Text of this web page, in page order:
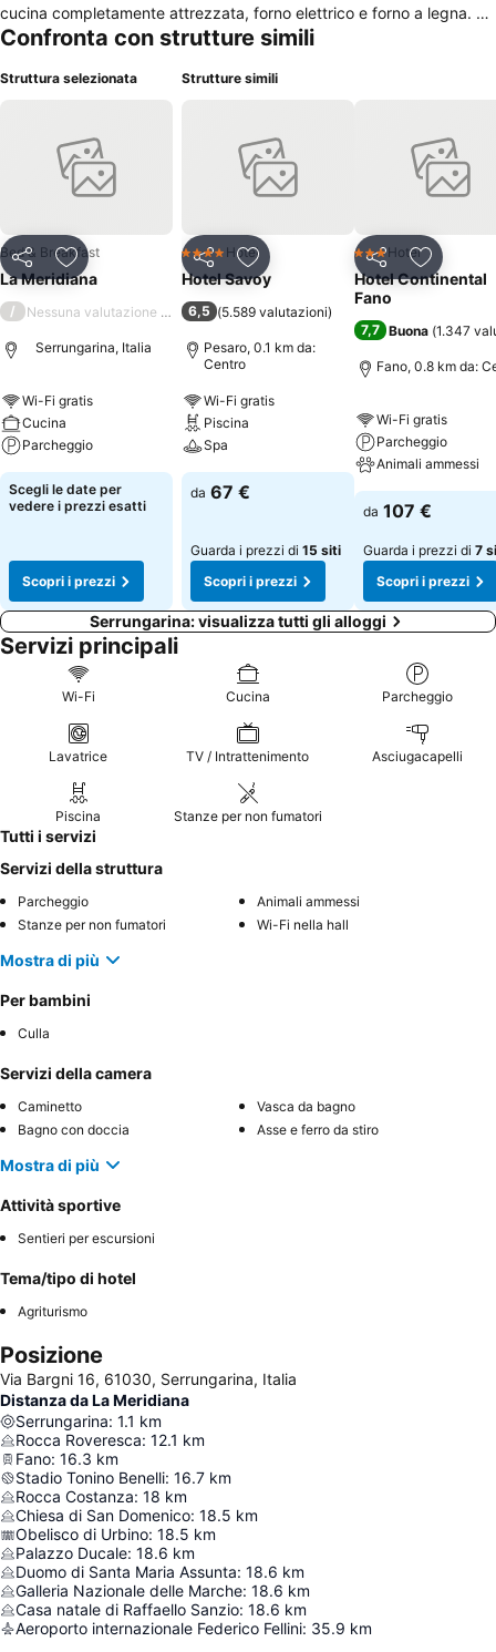
cucina completamente attrezzata, forno elettrico e forno a legna. Al
primo piano 3 camere da letto matrimoniali elegantemente arredate,
una graziosa mansarda con 3 lettini, sempre con bagno. All'esterno
graziosa depandance. Possibilità di ospitare cavalli in box. Un
soggiorno alla casa colonica è l'ideale per chi, pur volendo restare
lontano dal caos della città, non vuol comunque rinunciare a tutti i
raffinata eleganza.
Confronta con strutture simili
Struttura selezionata
CondividiAggiungi ai preferiti
Bed & Breakfast
La Meridiana
/ Nessuna valutazione disponibile
Serrungarina, Italia
Wi-Fi gratis
Cucina
Parcheggio
Scegli le date per
vedere i prezzi esatti
Scopri i prezzi
Strutture simili
CondividiAggiungi ai preferiti
4 StelleHotel
Hotel Savoy
6,5 (5.589 valutazioni)
Pesaro, 0.1 km da:
Centro
Wi-Fi gratis
Piscina
Spa
da 67 €
Guarda i prezzi di 15 siti
Scopri i prezzi
Condividi
3 StelleHotel
Hotel Continental
Fano
7,7 Buona (1.347
Fano, 0.8 km da:
Wi-Fi gratis
Parcheggio
Animali ammessi
da 107 €
Guarda i prezzi di 7
Scopri i prezzi
Serrungarina: visualizza tutti gli alloggi
Servizi principali
Wi-Fi Cucina Parcheggio
Lavatrice TV / Intrattenimento Asciugacapelli
Piscina Stanze per non fumatori
Tutti i servizi
Servizi della struttura
Parcheggio
Animali ammessi
Stanze per non fumatori
Wi-Fi nella hall
Mostra di più
Per bambini
Culla
Servizi della camera
Caminetto
Vasca da bagno
Bagno con doccia
Asse e ferro da stiro
Mostra di più
Attività sportive
Sentieri per escursioni
Tema/tipo di hotel
Agriturismo
Posizione
Via Bargni 16, 61030, Serrungarina, Italia
Distanza da La Meridiana
Serrungarina: 1.1 km
Rocca Roveresca: 12.1 km
Fano: 16.3 km
Stadio Tonino Benelli: 16.7 km
Rocca Costanza: 18 km
Chiesa di San Domenico: 18.5 km
Obelisco di Urbino: 18.5 km
Palazzo Ducale: 18.6 km
Duomo di Santa Maria Assunta: 18.6 km
Galleria Nazionale delle Marche: 18.6 km
Casa natale di Raffaello Sanzio: 18.6 km
Aeroporto internazionale Federico Fellini: 35.9 km